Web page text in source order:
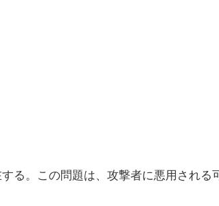
る。この問題は、攻撃者に悪用される